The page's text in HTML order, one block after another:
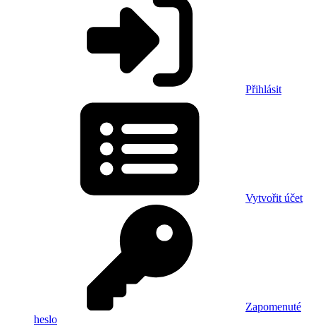
Přihlásit
Vytvořit účet
Zapomenuté
heslo